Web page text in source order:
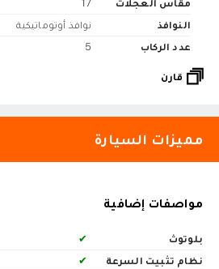
مقاس العجلات
17
النوافذ
نوافذ أوتوماتيكية
عدد الركاب
5
قارن
مميزات السيارة
مواصفات إضافية
بلوتوث
✔
نظام تثبيت السرعة
✔